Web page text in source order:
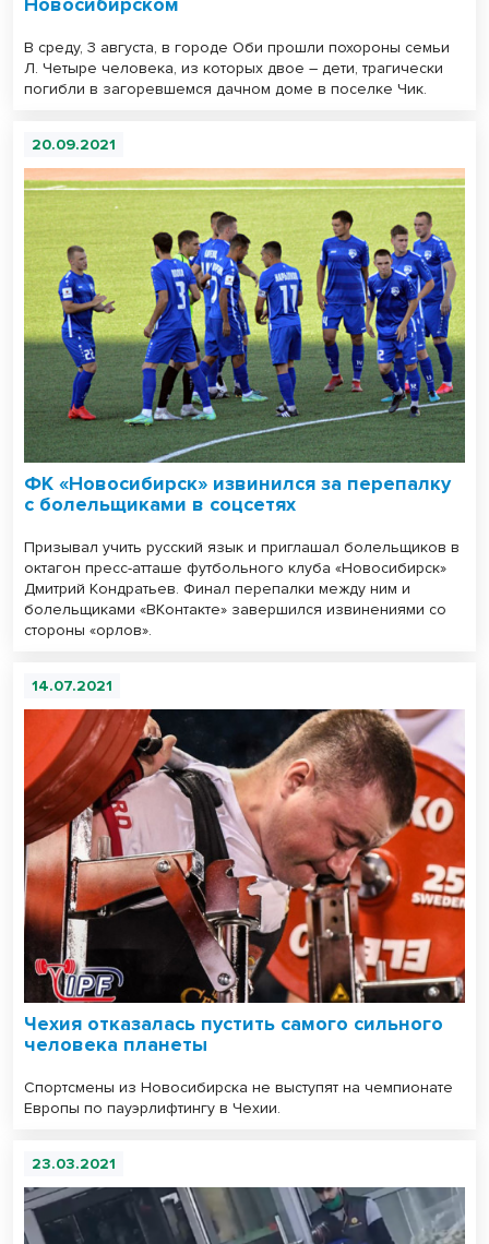
В среду, 3 августа, в городе Оби прошли похороны семьи
Л. Четыре человека, из которых двое – дети, трагически
погибли в загоревшемся дачном доме в поселке Чик.
20.09.2021
ФК «Новосибирск» извинился за перепалку
с болельщиками в соцсетях
Призывал учить русский язык и приглашал болельщиков в
октагон пресс-атташе футбольного клуба «Новосибирск»
Дмитрий Кондратьев. Финал перепалки между ним и
болельщиками «ВКонтакте» завершился извинениями со
стороны «орлов».
14.07.2021
Чехия отказалась пустить самого сильного
человека планеты
Спортсмены из Новосибирска не выступят на чемпионате
Европы по пауэрлифтингу в Чехии.
23.03.2021